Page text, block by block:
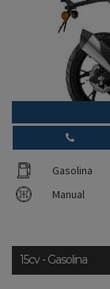
Gasolina
Manual
15cv - Gasolina